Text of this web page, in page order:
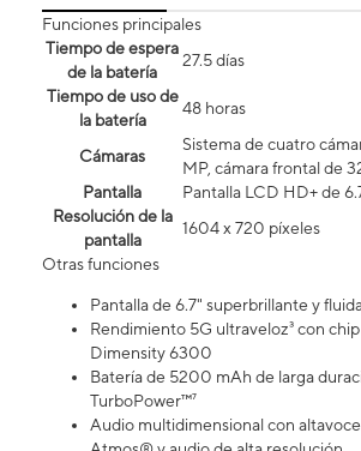
Funciones principales
Tiempo de espera
de la batería
27.5 días
Tiempo de uso de
la batería
48 horas
Cámaras
Sistema de cuatro
MP, cámara frontal de
Pantalla
Pantalla LCD HD+ de
Resolución de la
pantalla
1604 x 720 píxeles
Otras funciones
Pantalla de 6.7" superbrillante y
Rendimiento 5G ultraveloz³ con
Dimensity 6300
Batería de 5200 mAh de larga
TurboPower™⁷
Audio multidimensional con